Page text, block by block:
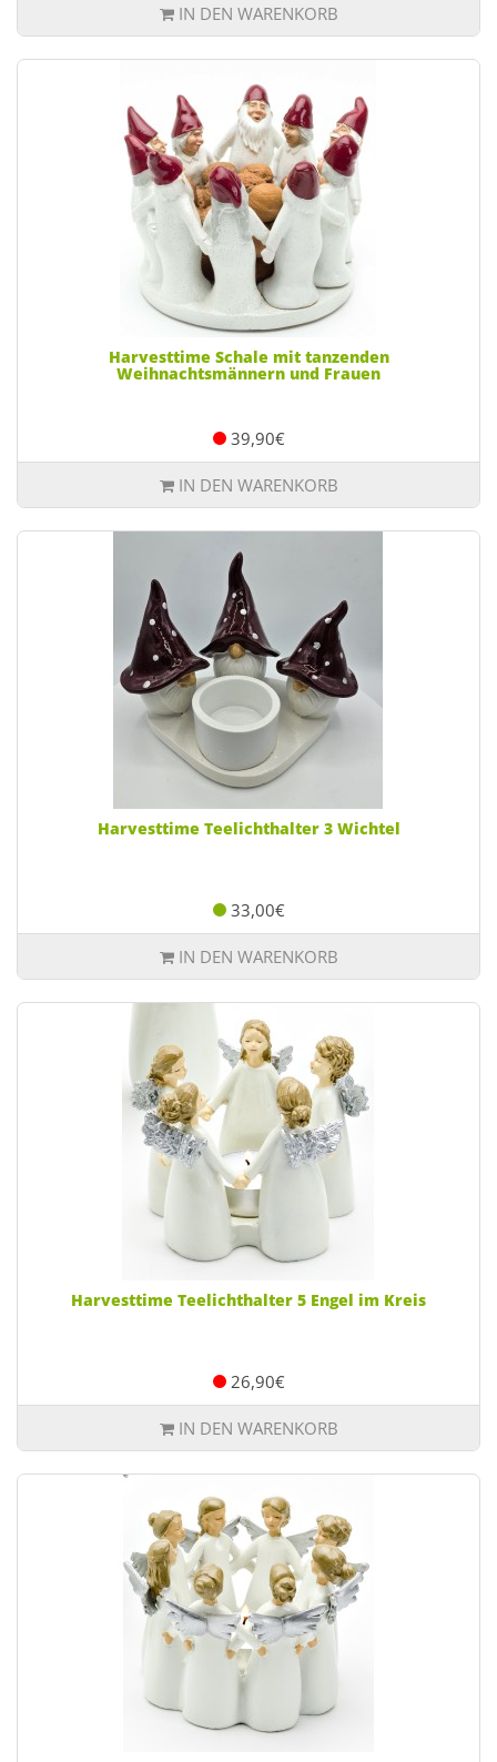
IN DEN WARENKORB
Harvesttime Schale mit tanzenden
Weihnachtsmännern und Frauen
39,90€
IN DEN WARENKORB
Harvesttime Teelichthalter 3 Wichtel
33,00€
IN DEN WARENKORB
Harvesttime Teelichthalter 5 Engel im Kreis
26,90€
IN DEN WARENKORB